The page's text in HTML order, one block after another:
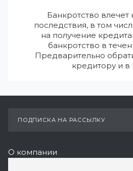
Банкротство влечет
последствия, в том
на получение кредита
банкротство в
Предварительно
кредитору и
ПОДПИСКА НА РАССЫЛКУ
О компании